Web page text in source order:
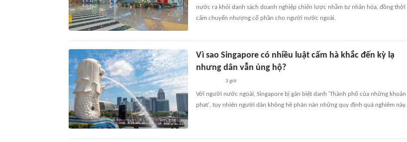
nước ra khỏi danh sách doanh nghiệp chiến lược nhằm tư nhân hóa, đồng thời
cấm chuyển nhượng cổ phần cho người nước ngoài.
Vì sao Singapore có nhiều luật cấm hà khắc đến kỳ lạ
nhưng dân vẫn ủng hộ?
3 giờ
Với người nước ngoài, Singapore bị gán biệt danh 'Thành phố của những khoản
phạt', tuy nhiên người dân không hề phàn nàn những quy định quá nghiêm này.